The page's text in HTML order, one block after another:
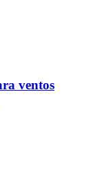
ventos